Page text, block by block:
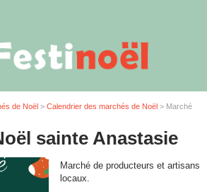
de Noël> Calendrier des marchés de Noël> Marché
sainte Anastasie
Marché de producteurs et artisans
locaux.